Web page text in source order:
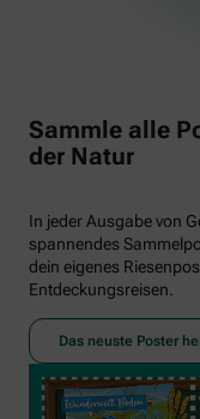
Sammle alle
der Natur
In jeder Ausgabe von
spannendes
dein eigenes
Entdeckungsreisen.
Das neuste Poster